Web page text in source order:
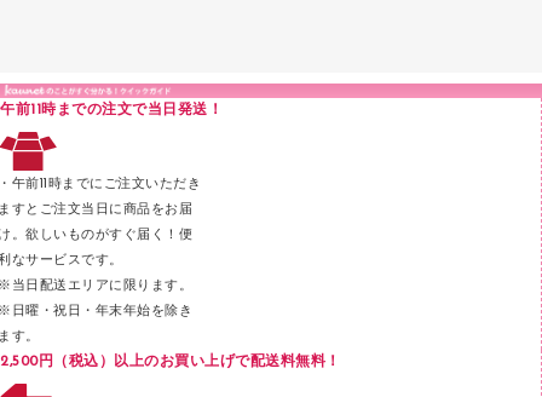
Ｚ式ファイル
２穴リフィル・２穴インデックス
印章用品
ラベル類
メンディングテープ
メッシュケース／ペンケース
フロアケース
ブックエンド／ブックスタンド
午前11時までの注文で当日発送！
午前11時までにご注文いただき
すとご注文当日に商品をお届
。欲しいものがすぐ届く！便
なサービスです。
当日配送エリアに限ります。
日曜・祝日・年末年始を除き
す。
2,500円（税込）以上のお買い上げで配送料無料！